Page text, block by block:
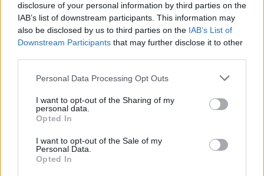
disclosure of your personal information by third parties on the
IAB’s list of downstream participants. This information may
also be disclosed by us to third parties on the IAB’s List of
Downstream Participants that may further disclose it to other
Personal Data Processing Opt Outs
I want to opt-out of the Sharing of my
personal data.
Opted In
I want to opt-out of the Sale of my
Personal Data.
Opted In